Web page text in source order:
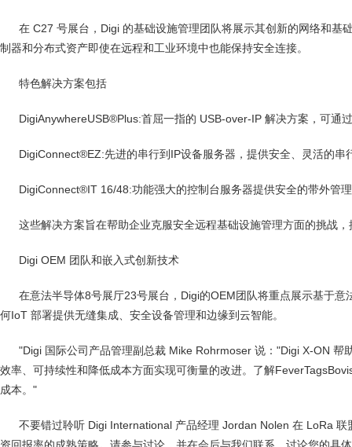
在 C27 号展台，Digi 的基础设施管理团队将展示其创新的网络和基
制器和分布式资产即使在远程和工业环境中也能保持安全连接。
特色解决方案包括
DigiAnywhereUSB®Plus:首屈一指的 USB-over-IP 解决方案，可通
DigiConnect®EZ:先进的串行到IP设备服务器，提供安全、灵活的串
DigiConnect®IT 16/48:功能强大的控制台服务器提供安全的带外管
这些解决方案旨在帮助企业克服安全远程基础设施管理方面的挑战，
Digi OEM 团队和嵌入式创新技术
在意法半导体8号展厅23号展台，Digi的OEM团队将重点展示基于意
何IoT 部署提供无缝集成、安全设备管理和边缘到云智能。
"Digi 国际公司产品管理副总裁 Mike Rohrmoser 说："Digi X-ON 帮
效率、可持续性和降低成本方面实现可衡量的改进。了解
成本。"
不要错过聆听 Digi International 产品经理 Jordan Nolen 在 LoRa 联